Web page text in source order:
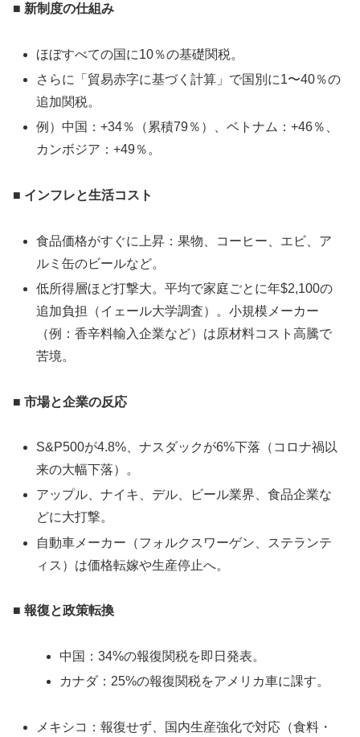
■ 新制度の仕組み
ほぼすべての国に10％の基礎関税。
さらに「貿易赤字に基づく計算」で国別に1〜40％の
追加関税。
例）中国：+34％（累積79％）、ベトナム：+46％、
カンボジア：+49％。
■ インフレと生活コスト
食品価格がすぐに上昇：果物、コーヒー、エビ、ア
ルミ缶のビールなど。
低所得層ほど打撃大。平均で家庭ごとに年$2,100の
追加負担（イェール大学調査）。小規模メーカー
（例：香辛料輸入企業など）は原材料コスト高騰で
苦境。
■ 市場と企業の反応
S&P500が4.8%、ナスダックが6%下落（コロナ禍以
来の大幅下落）。
アップル、ナイキ、デル、ビール業界、食品企業な
どに大打撃。
自動車メーカー（フォルクスワーゲン、ステランテ
ィス）は価格転嫁や生産停止へ。
■ 報復と政策転換
中国：34%の報復関税を即日発表。
カナダ：25%の報復関税をアメリカ車に課す。
メキシコ：報復せず、国内生産強化で対応（食料・